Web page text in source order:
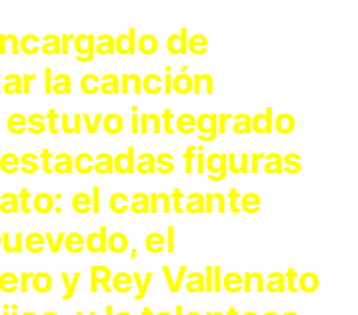
de
la canción
integrado
figuras
el cantante
el
y Rey Vallenato